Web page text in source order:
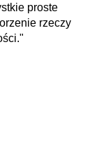
proste
rzeczy